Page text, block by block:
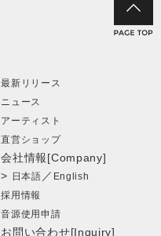
最新リリース
ニュース
アーティスト
直営ショップ
会社情報[Company]
> 日本語 ／ English
採用情報
音源使用申請
お問い合わせ[Inquiry]